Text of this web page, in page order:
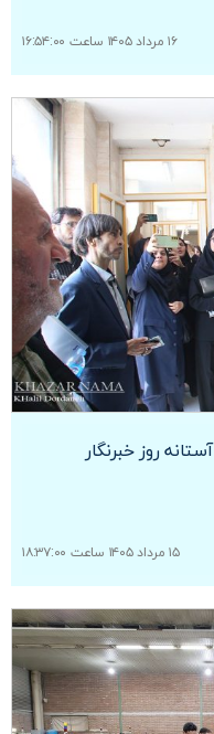
۱۶ مرداد ۱۴۰۵ ساعت ۱۶:۵۴:۰۰
روز خبرنگار
۱۵ مرداد ۱۴۰۵ ساعت ۱۸:۳۷:۰۰